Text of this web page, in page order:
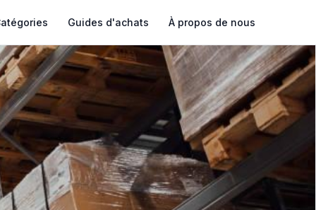
Guides d'achats À propos de nous